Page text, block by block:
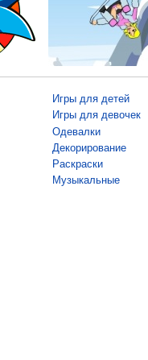
Игры для детей
Игры для девочек
Одевалки
Декорирование
Раскраски
Музыкальные